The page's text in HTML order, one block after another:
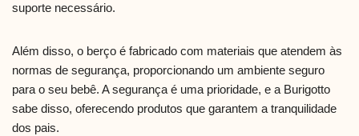
suporte necessário.
Além disso, o berço é fabricado com materiais que atendem às
normas de segurança, proporcionando um ambiente seguro
para o seu bebê. A segurança é uma prioridade, e a Burigotto
sabe disso, oferecendo produtos que garantem a tranquilidade
dos pais.